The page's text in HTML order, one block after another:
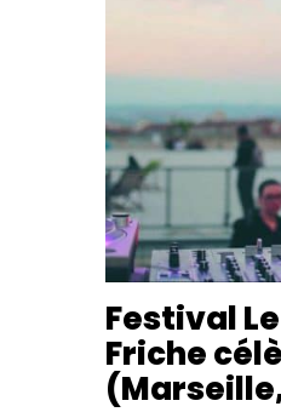
Festival
Friche